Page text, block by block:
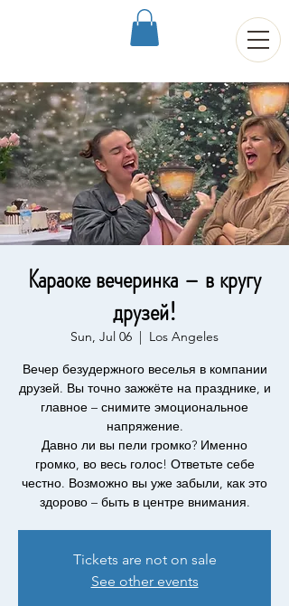
Караоке вечеринка – в кругу
друзей!
Sun, Jul 06
  |
Los Angeles
Вечер безудержного веселья в компании
друзей. Вы точно зажжёте на празднике, и
главное – снимите эмоциональное
напряжение.
Давно ли вы пели громко? Именно
громко, во весь голос! Ответьте себе
честно. Возможно вы уже забыли, как это
здорово – быть в центре внимания.
Tickets are not on sale
See other events